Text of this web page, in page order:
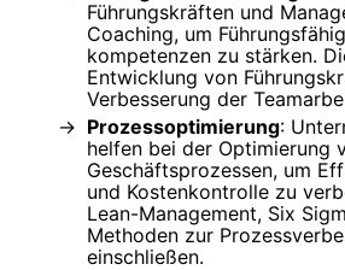
Führungskräften und
Coaching, um
kompetenzen zu stärken.
Entwicklung von
Verbesserung der
Prozessoptimierung:
helfen bei der Optimierung
Geschäftsprozessen, um
und Kostenkontrolle zu
Lean-Management, Six
Methoden zur
einschließen.